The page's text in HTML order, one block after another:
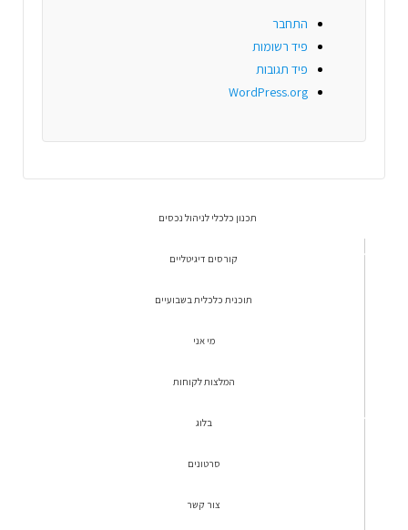
התחבר
פיד רשומות
פיד תגובות
WordPress.org
תכנון כלכלי לניהול נכסים
קורסים דיגיטליים
תוכנית כלכלית בשבועיים
מי אני
המלצות לקוחות
בלוג
סרטונים
צור קשר